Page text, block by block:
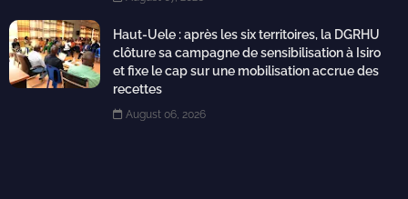
Haut-Uele : après les six territoires, la DGRHU
clôture sa campagne de sensibilisation à Isiro
et fixe le cap sur une mobilisation accrue des
recettes
August 06, 2026